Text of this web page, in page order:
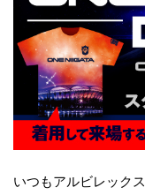
いつもアルビレック